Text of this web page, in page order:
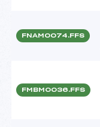
FNAM0074.FFS
FMBM0036.FFS